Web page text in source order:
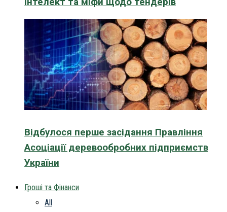
Відбулося перше засідання Правління
Асоціації деревообробних підприємств
України
Гроші та Фінанси
All